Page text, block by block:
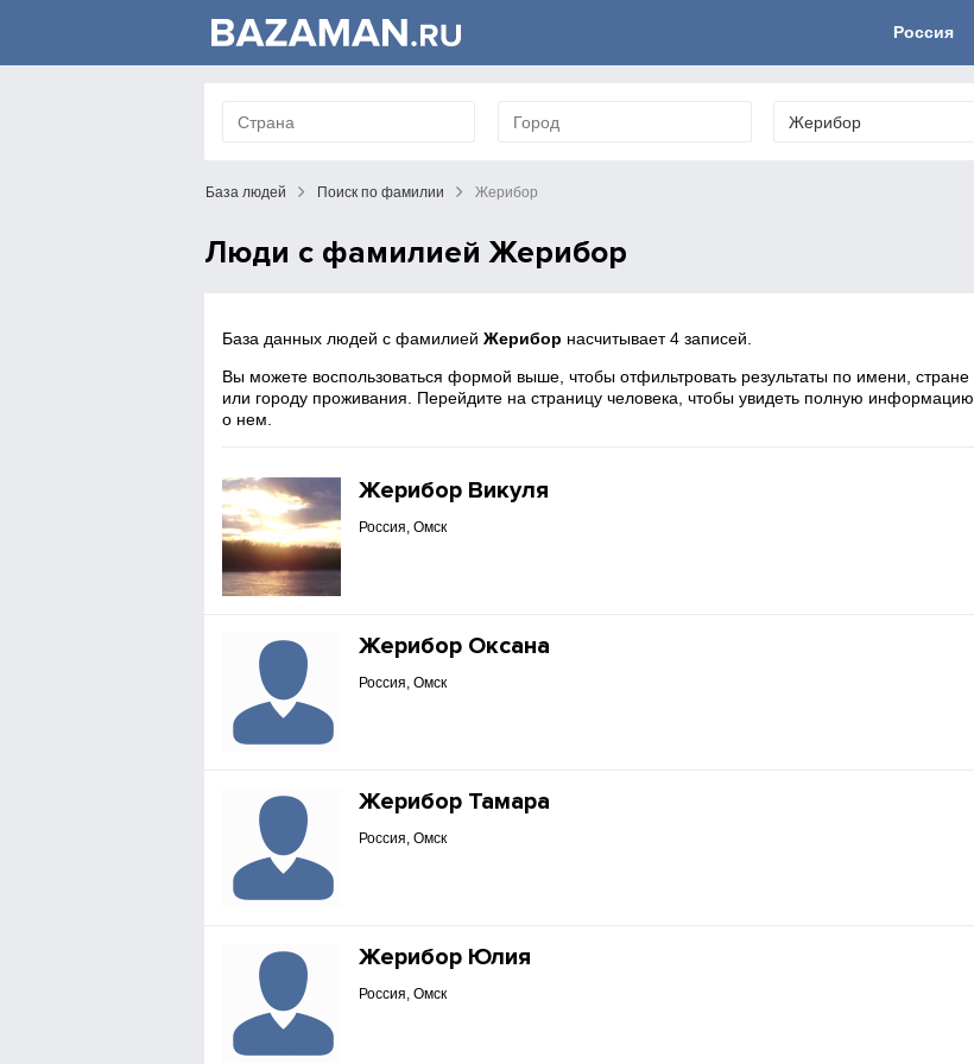
Россия
База людей Поиск по фамилии Жерибор
Люди с фамилией Жерибор
База данных людей с фамилиейЖерибор насчитывает 4 записей.
Вы можете воспользоваться формой выше, чтобы отфильтровать результаты по имени, стране
или городу проживания. Перейдите на страницу человека, чтобы увидеть полную информацию
о нем.
Жерибор Викуля
Россия, Омск
Жерибор Оксана
Россия, Омск
Жерибор Тамара
Россия, Омск
Жерибор Юлия
Россия, Омск